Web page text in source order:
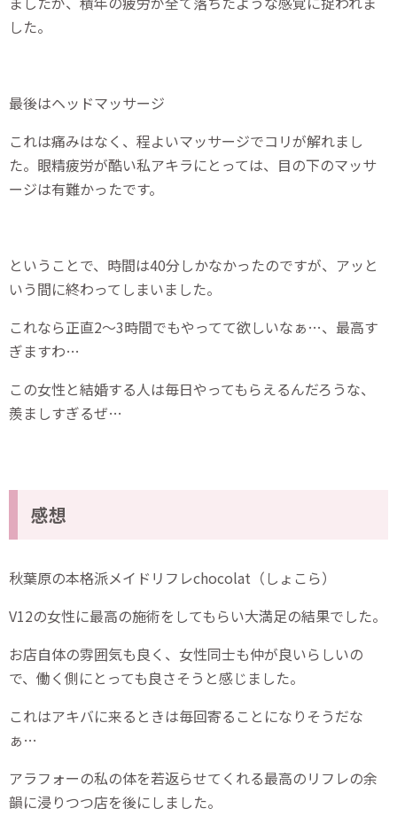
した。
最後はヘッドマッサージ
これは痛みはなく、程よいマッサージでコリが解れまし
た。眼精疲労が酷い私アキラにとっては、目の下のマッサ
ージは有難かったです。
ということで、時間は40分しかなかったのですが、アッと
いう間に終わってしまいました。
これなら正直2～3時間でもやってて欲しいなぁ…、最高す
ぎますわ…
この女性と結婚する人は毎日やってもらえるんだろうな、
羨ましすぎるぜ…
感想
秋葉原の本格派メイドリフレchocolat（しょこら）
V12の女性に最高の施術をしてもらい大満足の結果でした。
お店自体の雰囲気も良く、女性同士も仲が良いらしいの
で、働く側にとっても良さそうと感じました。
これはアキバに来るときは毎回寄ることになりそうだな
ぁ…
アラフォーの私の体を若返らせてくれる最高のリフレの余
韻に浸りつつ店を後にしました。